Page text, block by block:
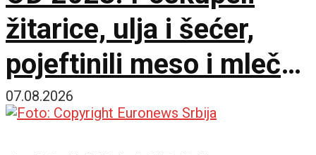
žitarice, ulja i šećer,
pojeftinili meso i mlečni
proizvodi
07.08.2026